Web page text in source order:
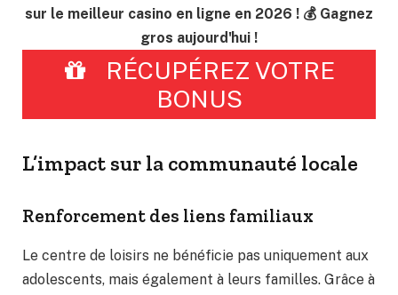
sur le meilleur casino en ligne en 2026 ! 💰 Gagnez
gros aujourd'hui !
RÉCUPÉREZ VOTRE
BONUS
L’impact sur la communauté locale
Renforcement des liens familiaux
Le centre de loisirs ne bénéficie pas uniquement aux
adolescents, mais également à leurs familles. Grâce à